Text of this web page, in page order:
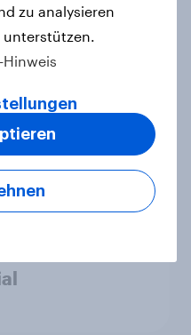
Schlaf: Frei
zu analysieren